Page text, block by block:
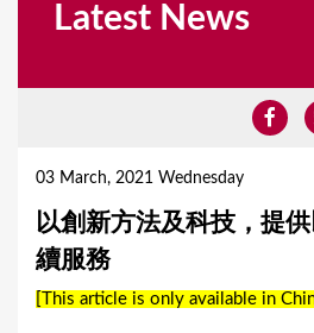
Latest News
03 March, 2021 Wednesday
以創新方法及科技，提
續服務
[This article is only available in